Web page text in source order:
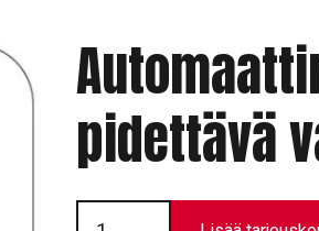
pidettävä
Automaattinen
palo-